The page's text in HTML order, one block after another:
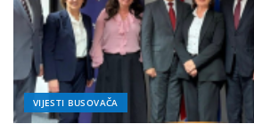
VIJESTI BUSOVAČA